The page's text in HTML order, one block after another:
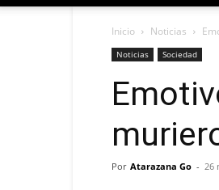
Inicio Noticias
Noticias Sociedad
Por Atarazana Go - 26